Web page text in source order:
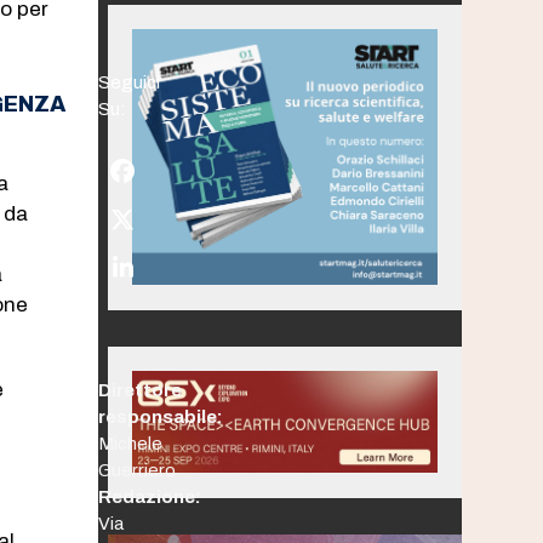
per
Seguici
Su:
Facebook
Twitter
(deprecated)
LinkedIn
Direttore
responsabile:
Michele
Guerriero
Redazione:
Via